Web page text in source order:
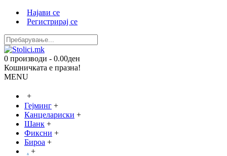
Најави се
Регистрирај се
0 производи - 0.00ден
Кошничката е празна!
MENU
+
Гејминг +
Канцелариски +
Шанк +
Фиксни +
Бироа +
. +